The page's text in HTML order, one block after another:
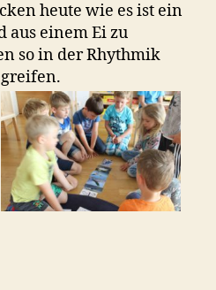
heute wie es ist ein
aus einem Ei zu
so in der Rhythmik